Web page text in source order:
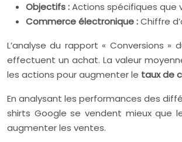
Objectifs :Actions spécifiques que
Commerce électronique :Chiffre
L’analyse du rapport « Conversions »
effectuent un achat. La valeur
les actions pour augmenter le taux de
En analysant les performances des
shirts Google se vendent mieux que
augmenter les ventes.